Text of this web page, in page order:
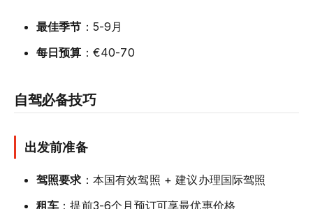
最佳季节 ：5-9月
每日预算 ：€40-70
自驾必备技巧
出发前准备
驾照要求 ：本国有效驾照 + 建议办理国际驾照
租车 ：提前3-6个月预订可享最优惠价格